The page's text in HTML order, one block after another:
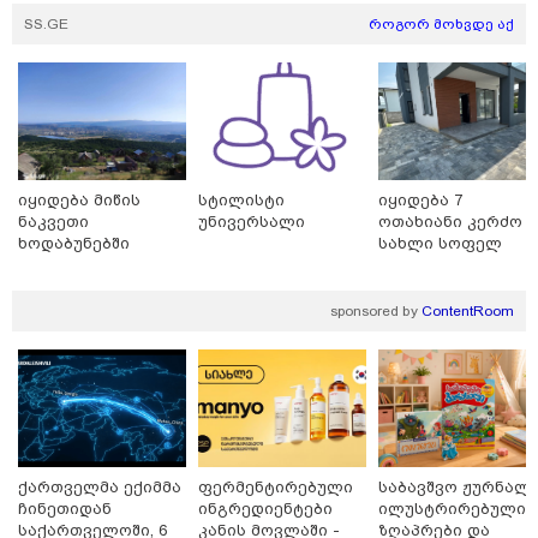
ატრაქციონი მწყობრიდან
გამოვიდა და ვიზიტორები
ჰაერში თავდაყირა
დაკიდებული დატოვა -
ამსხევლი კადრები ინტერნეტში
ვირუსულად გავრცელდა (ნიუ-
ჯერსი)
23:45 / 06-08-2026
ექსპედიცია “ტარაიას ობიექტი“ -
თვითმფრინავის ძებნა კვლავ
თბილისი - ანტალია 1024.50
ლარიდან
SS.GE როგორ მოხვდე აქ
იყიდება მიწის
ნაკვეთი
ხოდაბუნებში
სტილისტი
უნივერსალი
იყიდება 7
ოთახიანი კერძო
სახლი სოფელ
sponsored by ContentRoom
ქართველმა ექიმმა
ჩინეთიდან
საქართველოში, 6
ფერმენტირებული
ინგრედიენტები
კანის მოვლაში -
საბავშვო
ილუსტრირებული
ზღაპრები და